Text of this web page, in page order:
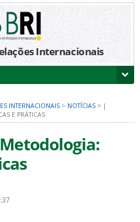
Internacionais
INTERNACIONAIS > NOTÍCIAS > |
E PRÁTICAS